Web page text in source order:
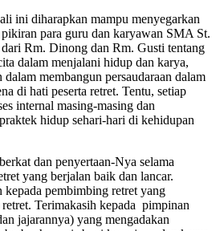
ini diharapkan mampu menyegarkan
para guru dan karyawan SMA St.
Rm. Dinong dan Rm. Gusti tentang
dalam menjalani hidup dan karya,
membangun persaudaraan dalam
di hati peserta retret. Tentu, setiap
internal masing-masing dan
hidup sehari-hari di kehidupan
dan penyertaan-Nya selama
yang berjalan baik dan lancar.
pembimbing retret yang
Terimakasih kepada pimpinan
jajarannya) yang mengadakan